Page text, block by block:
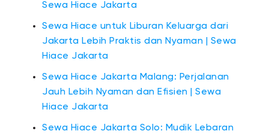
Sewa Hiace Jakarta
Sewa Hiace untuk Liburan Keluarga dari
Jakarta Lebih Praktis dan Nyaman | Sewa
Hiace Jakarta
Sewa Hiace Jakarta Malang: Perjalanan
Jauh Lebih Nyaman dan Efisien | Sewa
Hiace Jakarta
Sewa Hiace Jakarta Solo: Mudik Lebaran